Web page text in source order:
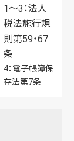
1～3：法人
税法施行規
則第59・67
条
4：電子帳簿保
存法第7条